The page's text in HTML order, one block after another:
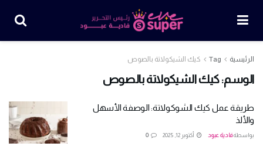
الرئيسية Tag كيك الشيكولاتة بالصوص
الوسم:كيك الشيكولاتة بالصوص
طريقة عمل كيك الشوكولاتة: الوصفة الأسهل
والألذ
بواسطةفادية عبود أكتوبر 12, 2025 0